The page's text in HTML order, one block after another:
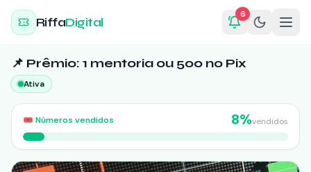
RiffaDigital
6
📌 Prêmio: 1 mentoria ou 500 no Pix
Ativa
🎟️ Números vendidos 8%vendidos